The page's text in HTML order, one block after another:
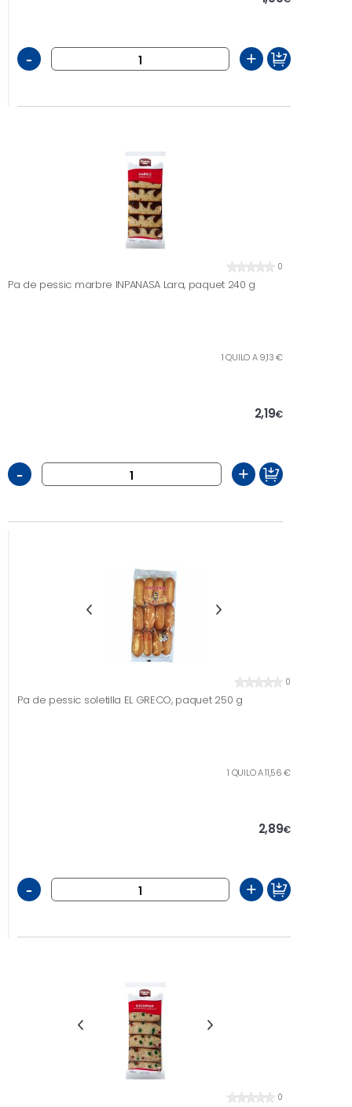
- +
0
Pa de pessic marbre INPANASA Lara, paquet 240 g
1 QUILO A 9,13 €
2,19€
- +
0
Pa de pessic soletilla EL GRECO, paquet 250 g
1 QUILO A 11,56 €
2,89€
- +
0